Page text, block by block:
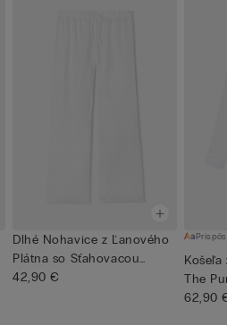
Dlhé Nohavice z Ľanového
Plátna so Sťahovacou
Šnúr...
42,90 €
The
62,90